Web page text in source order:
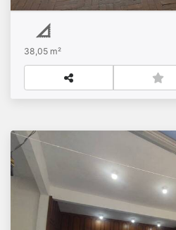
38,05 m²
EXCELENTE IMOVEL